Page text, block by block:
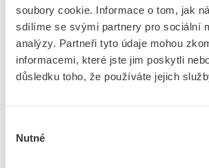
soubory cookie. Informace o tom, jak
sdílíme se svými partnery pro sociální
analýzy. Partneři tyto údaje mohou
informacemi, které jste jim poskytli
důsledku toho, že používáte jejich
souhlasu
Nutné
Kód výrobce
DWV901LT-QS
DEWALT
Dostupnost na pobočce
Pouze na poptání